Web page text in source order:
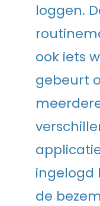
loggen.
ook iets
gebeurt
ingelogd
de